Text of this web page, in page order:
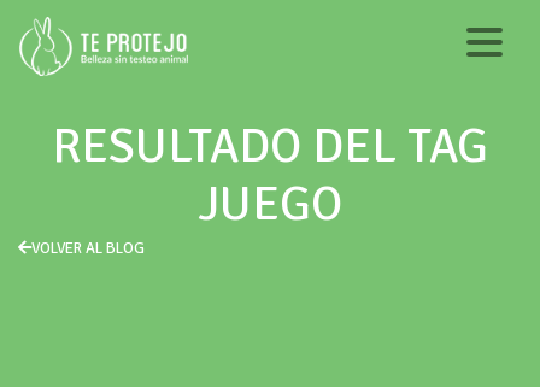
RESULTADO DEL TAG
JUEGO
VOLVER AL BLOG